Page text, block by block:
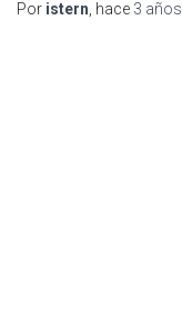
Por istern , hace 3 años